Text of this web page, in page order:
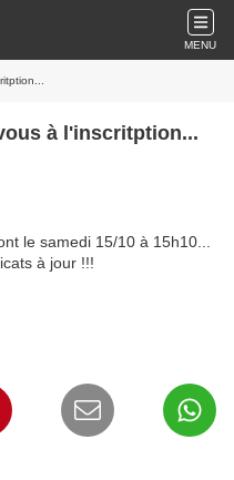
MENU
à l'inscritption...
le samedi 15/10 à 15h10...
à jour !!!